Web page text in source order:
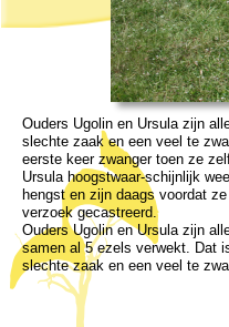
Ouders Ugolin en Ursula zijn
slechte zaak en een vee l te
eerste keer zwanger toen ze
Ursula hoogstwaar-schijnlijk
hengst en zijn daags voordat
verzoek gecastreerd.
Ouders Ugolin en Ursula zijn
samen al 5 ezels verwekt. Dat
slechte zaak en een veel te